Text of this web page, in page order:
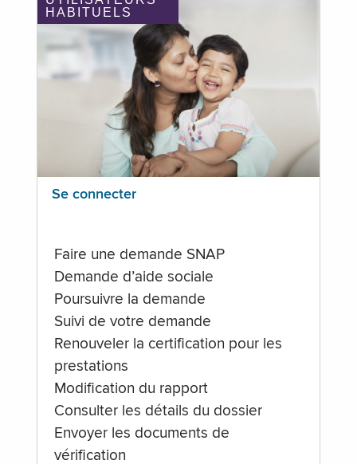
HABITUELS
Se connecter
Faire une demande SNAP
Demande d’aide sociale
Poursuivre la demande
Suivi de votre demande
Renouveler la certification pour les
prestations
Modification du rapport
Consulter les détails du dossier
Envoyer les documents de
vérification